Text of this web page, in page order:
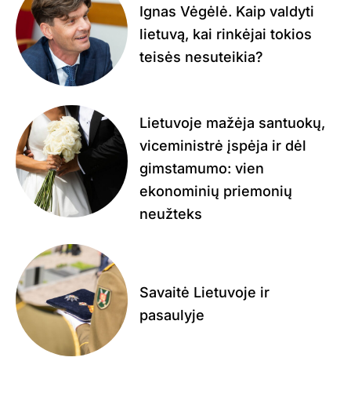
Ignas Vėgėlė. Kaip valdyti
lietuvą, kai rinkėjai tokios
teisės nesuteikia?
Lietuvoje mažėja santuokų,
viceministrė įspėja ir dėl
gimstamumo: vien
ekonominių priemonių
neužteks
Savaitė Lietuvoje ir
pasaulyje